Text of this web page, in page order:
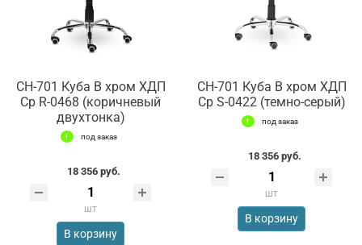
СН-701 Куба В хром ХДП
Ср R-0468 (коричневый
двухтонка)
под заказ
18 356 руб.
шт
В корзину
СН-701 Куба В хром ХДП
Ср S-0422 (темно-серый)
под заказ
18 356 руб.
шт
В корзину